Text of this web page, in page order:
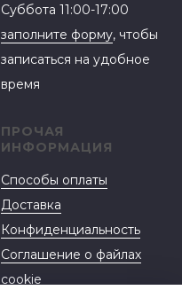
Суббота 11:00-17:00
заполните форму, чтобы
записаться на удобное
время
ПРОЧАЯ
ИНФОРМАЦИЯ
Способы оплаты
Доставка
Конфиденциальность
Соглашение о файлах
cookie